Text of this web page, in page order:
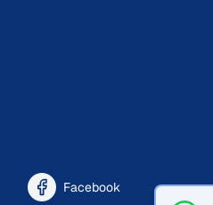
Facebook